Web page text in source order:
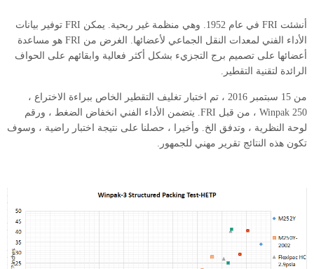
أنشئت FRI في عام 1952. وهي منظمة غير ربحية. يمكن FRI توفير بيانات
الأداء الفني لمعدات النقل الجماعي لأعضائها. الغرض من FRI هو مساعدة
أعضائها على تصميم برج التجزيء بشكل أكثر فعالية وابقائهم على الحواف
الرائدة لتقنية التقطير.
من 15 سبتمبر 2016 ، تم اختبار تغليف التقطير الخاص ببراءة الاختراع ،
Winpak 250 ، من قبل FRI. يتضمن الأداء الفني انخفاض الضغط ، ورقم
لوحة النظرية ، وتدفق الخ. وأخيرا ، حصلنا على نتيجة اختبار راضية ، وسوف
تكون هذه النتائج تقرير مهني للجمهور.